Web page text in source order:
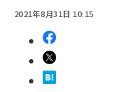
2021年8月31日 10:15